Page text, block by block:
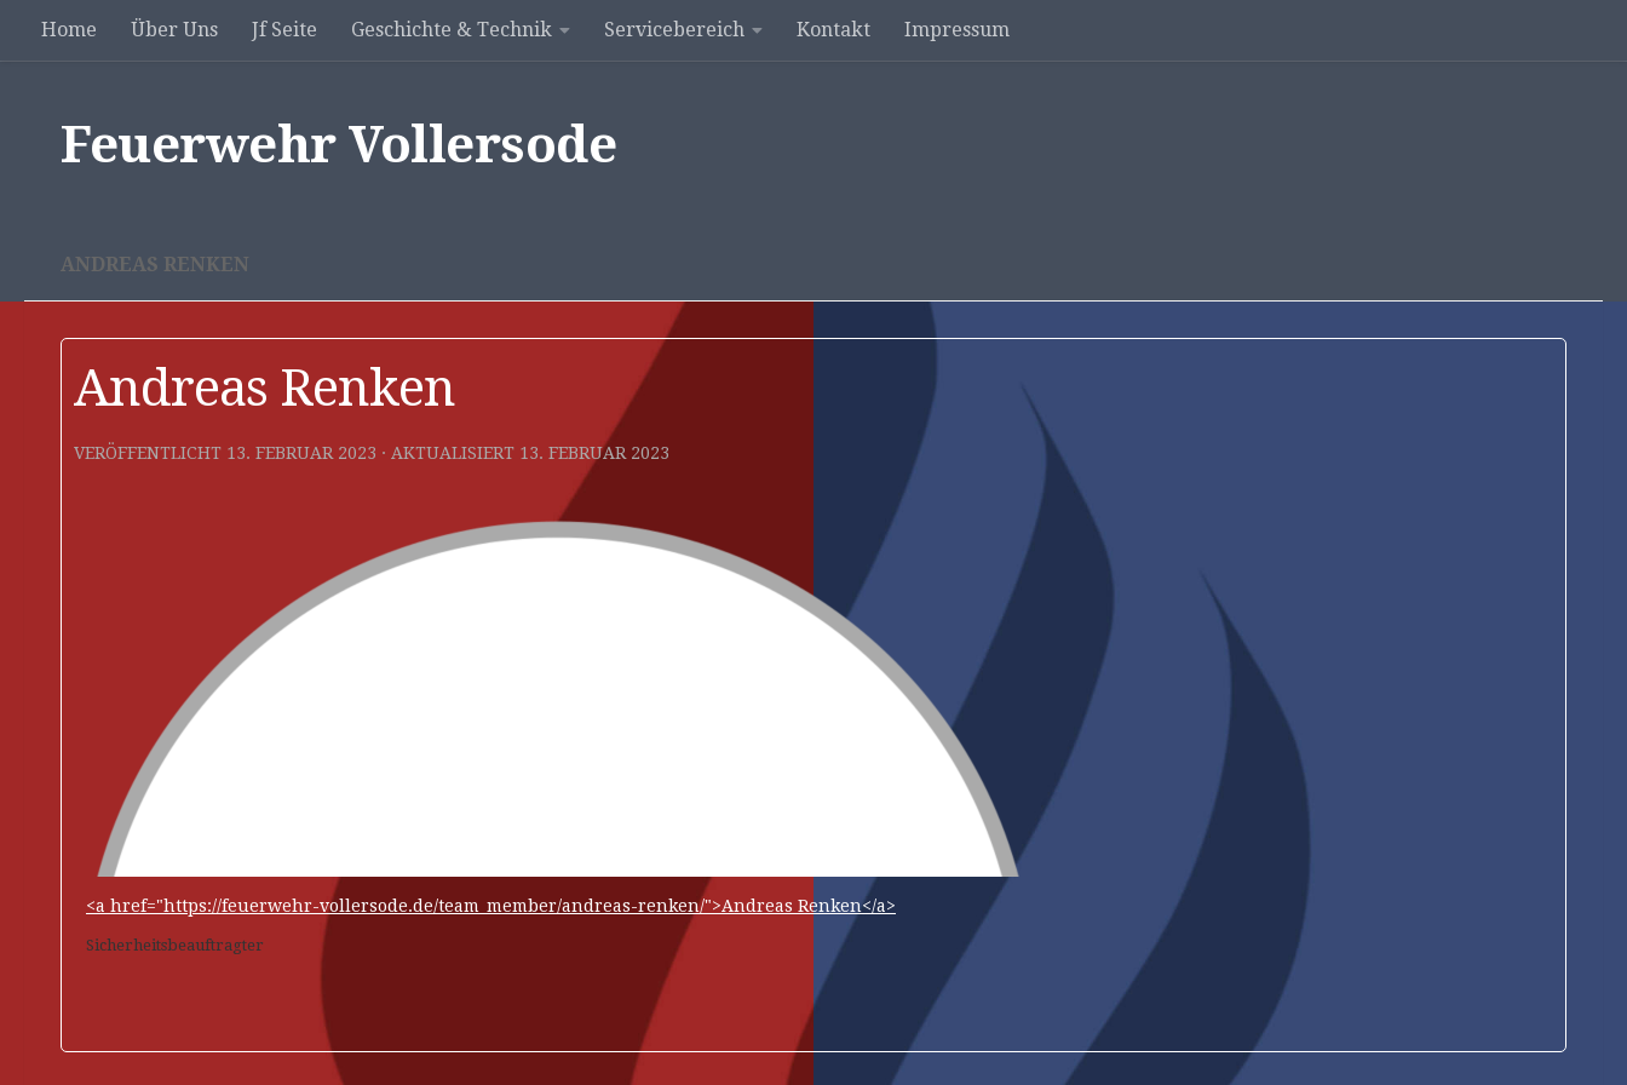
Unter dem Inhalt
Home Über Uns Jf Seite Geschichte & Technik Servicebereich Kontakt Impressum
Feuerwehr Vollersode
ANDREAS RENKEN
Andreas Renken
VERÖFFENTLICHT 13. FEBRUAR 2023 · AKTUALISIERT 13. FEBRUAR 2023
<a href="https://feuerwehr-vollersode.de/team_member/andreas-renken/">Andreas Renken</a>
Sicherheitsbeauftragter